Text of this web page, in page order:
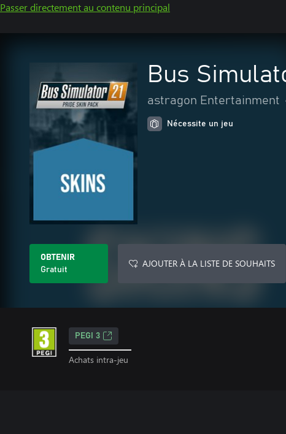
Passer directement au contenu principal
Bus
astragon Entertainment
Nécessite un jeu
OBTENIR
Gratuit
AJOUTER À LA LISTE DE SOUHAITS
PEGI 3
Achats intra-jeu